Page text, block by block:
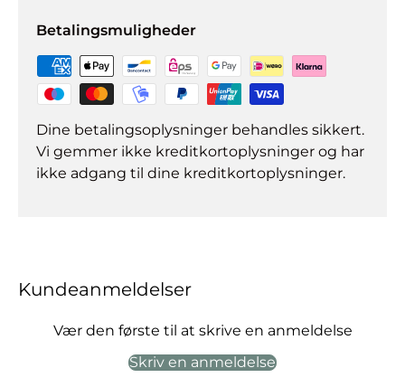
Betalingsmuligheder
Dine betalingsoplysninger behandles sikkert.
Vi gemmer ikke kreditkortoplysninger og har
ikke adgang til dine kreditkortoplysninger.
Kundeanmeldelser
Vær den første til at skrive en anmeldelse
Skriv en anmeldelse